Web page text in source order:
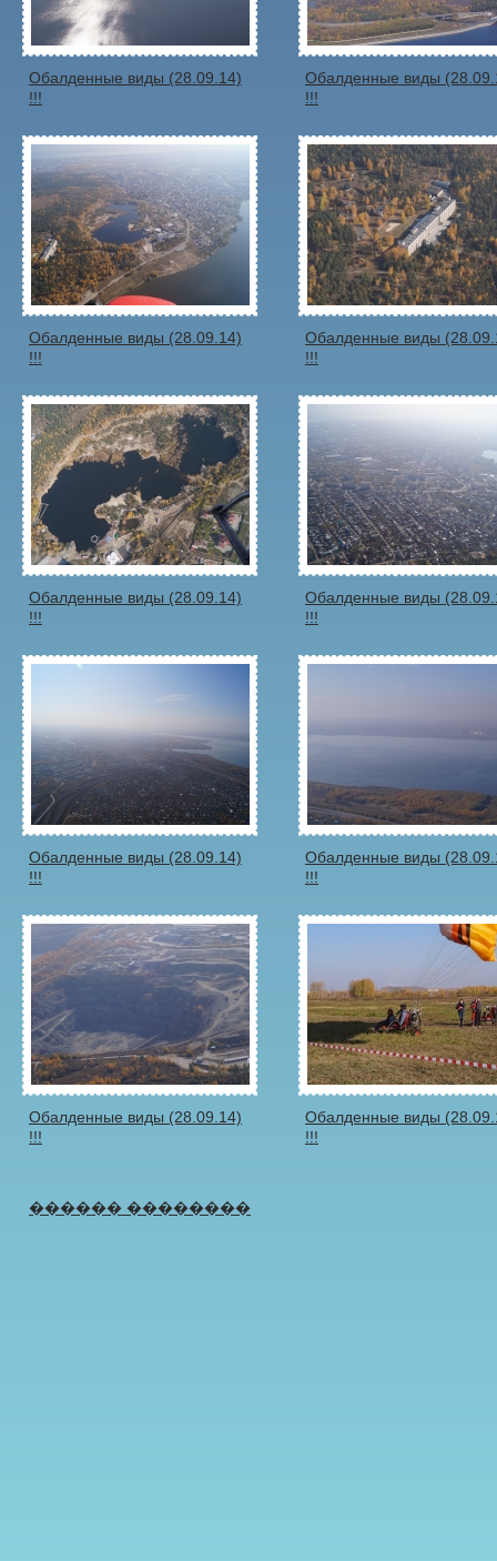
Обалденные виды (28.09.14)
!!!
Обалденные виды
!!!
Обалденные виды (28.09.14)
!!!
Обалденные виды
!!!
Обалденные виды (28.09.14)
!!!
Обалденные виды
!!!
Обалденные виды (28.09.14)
!!!
Обалденные виды
!!!
Обалденные виды (28.09.14)
!!!
Обалденные виды
!!!
������ ��������